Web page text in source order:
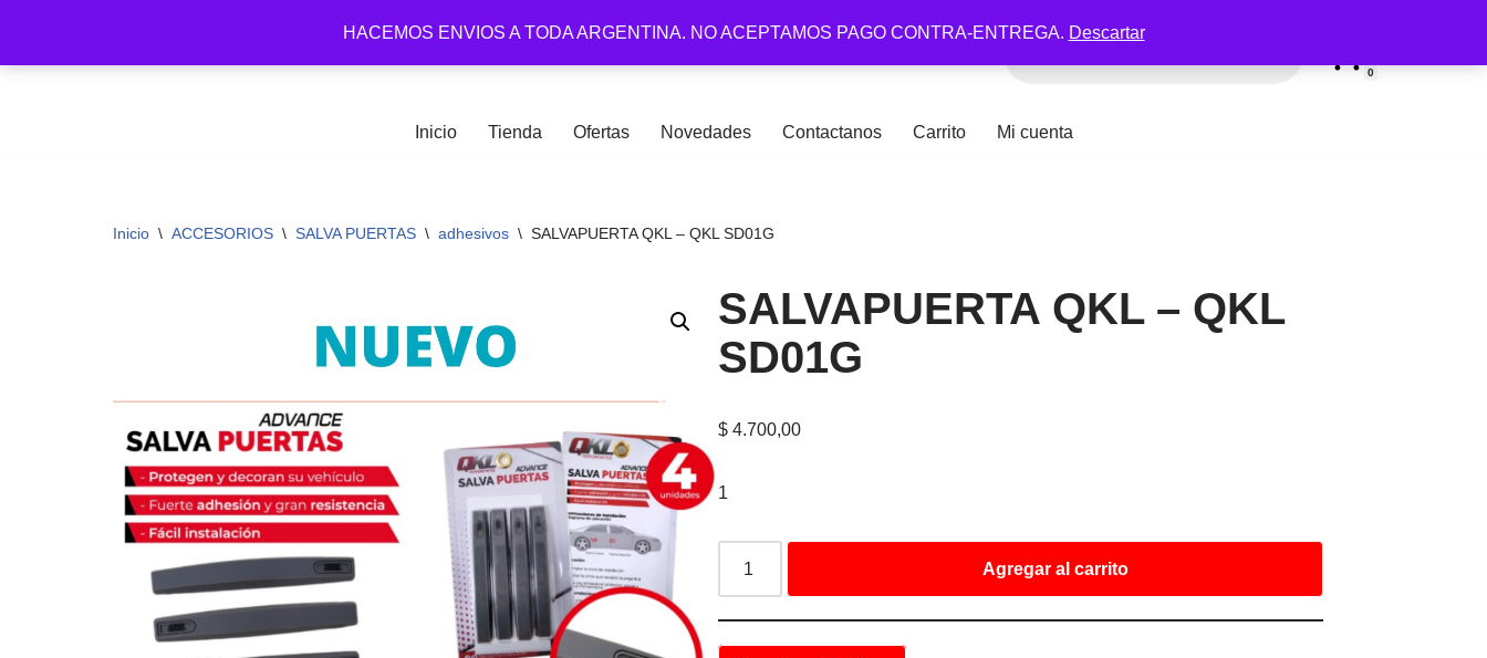
HACEMOS ENVIOS A TODA ARGENTINA. NO ACEPTAMOS PAGO CONTRA-ENTREGA. Descartar
Ir
0
Inicio Tienda Ofertas Novedades Contactanos Carrito Mi cuenta
Inicio \ ACCESORIOS \ SALVA PUERTAS \ adhesivos \ SALVAPUERTA QKL – QKL SD01G
SALVAPUERTA QKL – QKL
SD01G
$ 4.700,00
1
Agregar al carrito